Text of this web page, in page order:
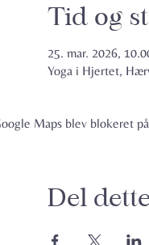
Tid og
25. mar. 2026,
Yoga i Hjertet,
Maps blev blokeret
Del